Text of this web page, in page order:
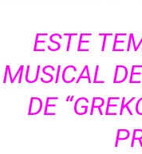
ESTE
MUSICAL
DE